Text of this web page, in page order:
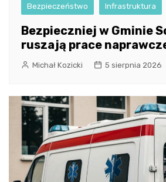
Bezpieczeństwo Infrastruktura
Bezpieczniej w Gminie
ruszają prace
Michał Kozicki 5 sierpnia 2026